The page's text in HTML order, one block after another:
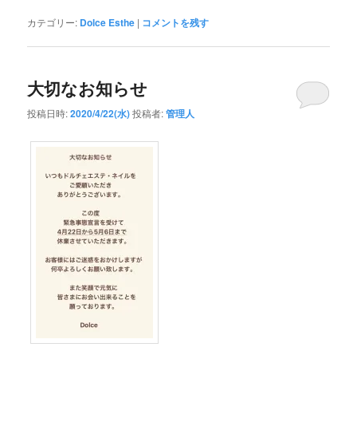
カテゴリー: Dolce Esthe | コメントを残す
大切なお知らせ
投稿日時:2020/4/22(水)投稿者:管理人